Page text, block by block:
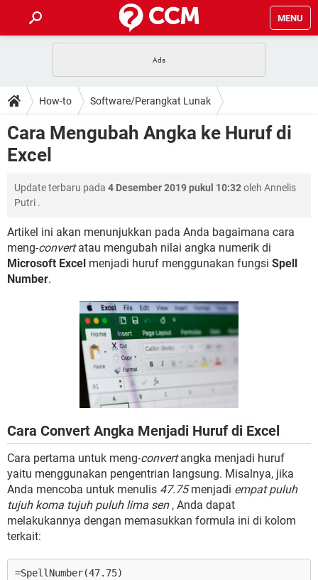
MENU
APLIKASI NONTON FILM & SERI RESET GMAIL
BUAT AKUN TIKTOK APLIKASI VIDEO-CALL
HOW-TO
SAFE MODE ANDROID RESET CLASH OF CLANS
KODE RAHASIA NETFLIX
DOWNLOAD
ADOBE PREMIERE PRO
FORUM
Lupa Password Gmail WiFi Tidak Berfungsi
ENSIKLOPEDIA
Front Office dan Back Office OOP - Data Enkapsulasi
Jenis-jenis Network atau Jaringan
How-to Software/Perangkat Lunak
Cara Mengubah Angka ke Huruf di
Excel
Update terbaru pada 4 Desember 2019 pukul 10:32oleh Annelis
Putri .
Artikel ini akan menunjukkan pada Anda bagaimana cara
meng-convertatau mengubah nilai angka numerik di
Microsoft Excel menjadi huruf menggunakan fungsi Spell
Number.
Cara Convert Angka Menjadi Huruf di Excel
Cara pertama untuk meng-convertangka menjadi huruf
yaitu menggunakan pengentrian langsung. Misalnya, jika
Anda mencoba untuk menulis 47.75menjadi empat puluh
tujuh koma tujuh puluh lima sen, Anda dapat
melakukannya dengan memasukkan formula ini di kolom
terkait:
=SpellNumber(47.75)